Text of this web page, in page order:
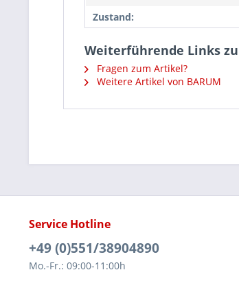
Zustand:
Weiterführende Links zu
Fragen zum Artikel?
Weitere Artikel von BARUM
Service Hotline
+49 (0)551/38904890
Mo.-Fr.: 09:00-11:00h